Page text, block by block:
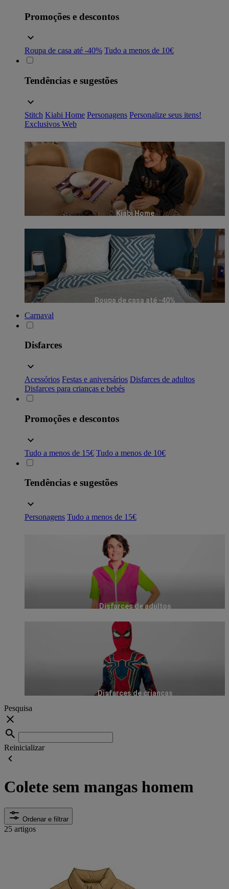
Promoções e descontos
Roupa de casa até -40% Tudo a menos de 10€
Tendências e sugestões
Stitch Kiabi Home Personagens Personalize seus itens!
Exclusivos Web
Kiabi Home
Roupa de casa até -40%
Carnaval
Disfarces
Acessórios Festas e aniversários Disfarces de adultos
Disfarces para crianças e bebés
Promoções e descontos
Tudo a menos de 15€ Tudo a menos de 10€
Tendências e sugestões
Personagens Tudo a menos de 15€
Disfarces de adultos
Disfarces de crianças
Pesquisa
Reinicializar
Colete sem mangas homem
Ordenar e filtrar
25 artigos